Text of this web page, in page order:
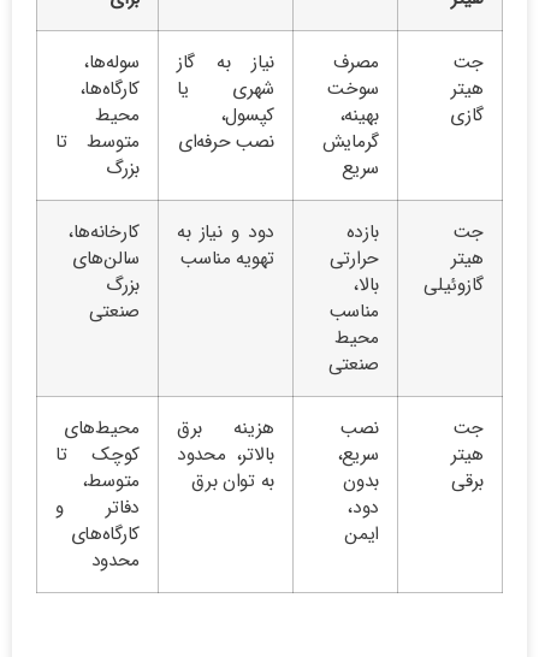
جت
هیتر
گازی
مصرف
سوخت
بهینه،
گرمایش
سریع
نیاز به گاز
شهری یا
کپسول،
نصب حرفه‌ای
سوله‌ها،
کارگاه‌ها،
محیط
متوسط تا
بزرگ
جت
هیتر
گازوئیلی
بازده
حرارتی
بالا،
مناسب
محیط
صنعتی
دود و نیاز به
تهویه مناسب
کارخانه‌ها،
سالن‌های
بزرگ
صنعتی
جت
هیتر
برقی
نصب
سریع،
بدون
دود،
ایمن
هزینه برق
بالاتر، محدود
به توان برق
محیط‌های
کوچک تا
متوسط،
دفاتر و
کارگاه‌های
محدود